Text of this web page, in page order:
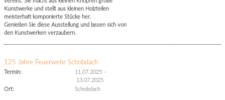
Kunstwerke und stellt aus kleinen Holzteilen
meisterhaft komponierte Stücke her.
Genießen Sie diese Ausstellung und lassen sich von
den Kunstwerken verzaubern.
125 Jahre Feuerwehr Schobdach
Termin: 11.07.2025 –
13.07.2025
Ort:
Schobdach